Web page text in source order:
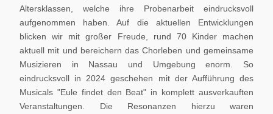
Altersklassen, welche ihre Probenarbeit eindrucksvoll
aufgenommen haben. Auf die aktuellen Entwicklungen
blicken wir mit großer Freude, rund 70 Kinder machen
aktuell mit und bereichern das Chorleben und gemeinsame
Musizieren in Nassau und Umgebung enorm. So
eindrucksvoll in 2024 geschehen mit der Aufführung des
Musicals "Eule findet den Beat" in komplett ausverkauften
Veranstaltungen. Die Resonanzen hierzu waren